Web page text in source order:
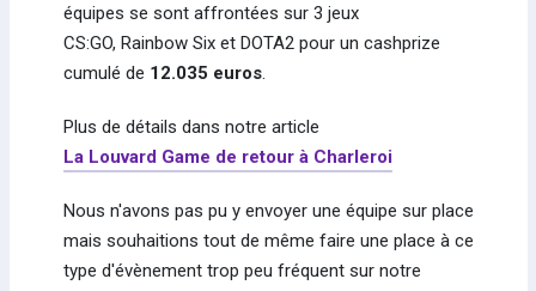
équipes se sont affrontées sur 3 jeux
CS:GO, Rainbow Six et DOTA2 pour un cashprize
cumulé de 12.035 euros.
Plus de détails dans notre article
La Louvard Game de retour à Charleroi
Nous n'avons pas pu y envoyer une équipe sur place
mais souhaitions tout de même faire une place à ce
type d'évènement trop peu fréquent sur notre